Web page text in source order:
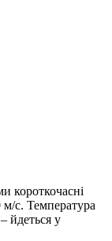
короткочасні
м/с. Температура
йдеться у